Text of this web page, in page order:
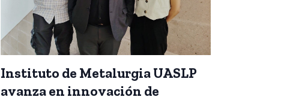
Instituto de Metalurgia UASLP
avanza en innovación de